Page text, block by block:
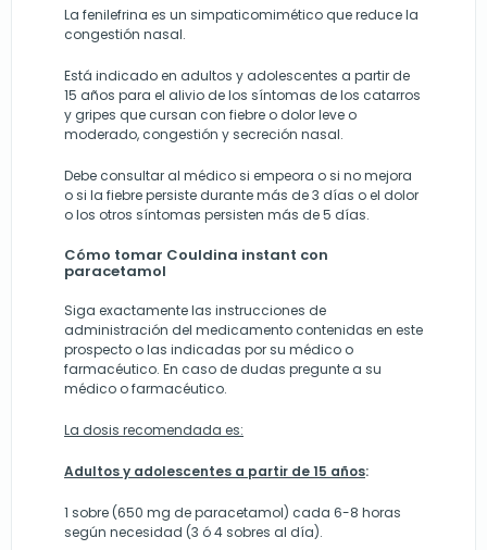
La fenilefrina es un simpaticomimético que reduce la
congestión nasal.
Está indicado en adultos y adolescentes a partir de
15 años para el alivio de los síntomas de los catarros
y gripes que cursan con fiebre o dolor leve o
moderado, congestión y secreción nasal.
Debe consultar al médico si empeora o si no mejora
o si la fiebre persiste durante más de 3 días o el dolor
o los otros síntomas persisten más de 5 días.
Cómo tomar Couldina instant con
paracetamol
Siga exactamente las instrucciones de
administración del medicamento contenidas en este
prospecto o las indicadas por su médico o
farmacéutico. En caso de dudas pregunte a su
médico o farmacéutico.
La dosis recomendada es:
Adultos y adolescentes a partir de 15 años:
1 sobre (650 mg de paracetamol) cada 6-8 horas
según necesidad (3 ó 4 sobres al día).